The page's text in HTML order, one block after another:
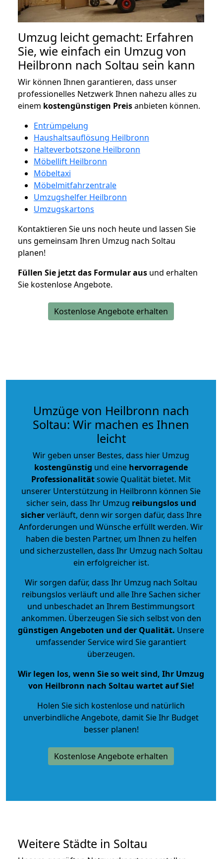
Umzug leicht gemacht: Erfahren
Sie, wie einfach ein Umzug von
Heilbronn nach Soltau sein kann
Wir können Ihnen garantieren, dass unser
professionelles Netzwerk Ihnen nahezu alles zu
einem kostengünstigen Preisanbieten können.
Entrümpelung
Haushaltsauflösung Heilbronn
Halteverbotszone Heilbronn
Möbellift Heilbronn
Möbeltaxi
Möbelmitfahrzentrale
Umzugshelfer Heilbronn
Umzugskartons
Kontaktieren Sie uns noch heute und lassen Sie
uns gemeinsam Ihren Umzug nach Soltau
planen!
Füllen Sie jetzt das Formular aus und erhalten
Sie kostenlose Angebote.
Kostenlose Angebote erhalten
Umzüge von Heilbronn nach
Soltau: Wir machen es Ihnen
leicht
Wir geben unser Bestes, dass hier Umzug
kostengünstig und eine hervorragende
Professionalitätsowie Qualität bietet. Mit
unserer Unterstützung in Heilbronn können Sie
sicher sein, dass Ihr Umzug reibungslos und
sicherverläuft, denn wir sorgen dafür, dass Ihre
Anforderungen und Wünsche erfüllt werden. Wir
haben die besten Partner, um Ihnen zu helfen
und sicherzustellen, dass Ihr Umzug nach Soltau
ein erfolgreicher ist.
Wir sorgen dafür, dass Ihr Umzug nach Soltau
reibungslos verläuft und alle Ihre Sachen sicher
und unbeschadet an Ihrem Bestimmungsort
ankommen. Überzeugen Sie sich selbst von den
günstigen Angeboten und der Qualität. Unsere
umfassender Service wird Sie garantiert
überzeugen.
Wir legen los, wenn Sie so weit sind, Ihr Umzug
von Heilbronn nach Soltau wartet auf Sie!
Holen Sie sich kostenlose und natürlich
unverbindliche Angebote, damit Sie Ihr Budget
besser planen!
Kostenlose Angebote erhalten
Weitere Städte in Soltau